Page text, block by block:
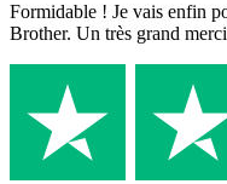
Formidable ! Je vais enfin
Brother. Un très grand